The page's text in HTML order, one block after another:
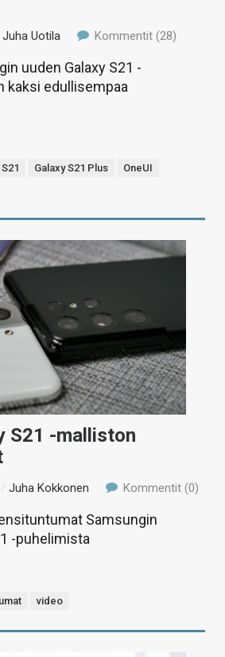
Juha Uotila Kommentit (28)
uuden Galaxy S21 -
kaksi edullisempaa
Galaxy S21 Plus
OneUI
S21 -malliston
/Juha Kokkonen Kommentit (0)
Samsungin
-puhelimista
video